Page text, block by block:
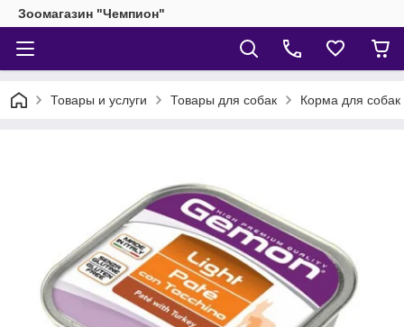
Зоомагазин "Чемпион"
Товары и услуги Товары для собак Корма для собак